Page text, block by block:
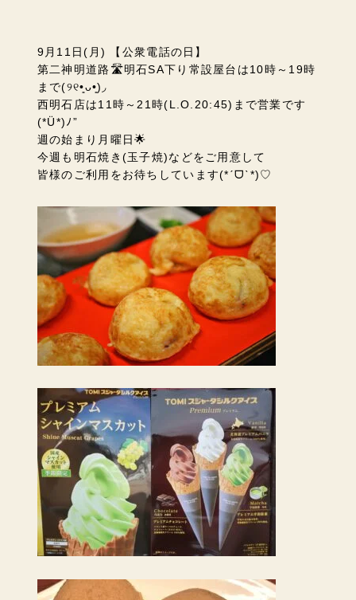
9月11日(月) 【公衆電話の日】
第二神明道路🛣️明石SA下り常設屋台は10時～19時
まで‎(୨୧•͈ᴗ•͈)◞
西明石店は11時～21時(L.O.20:45)まで営業です
(*Ü*)ﾉ”
週の始まり月曜日🌟
今週も明石焼き(玉子焼)などをご用意して
皆様のご利用をお待ちしています(*ˊᗜˋ*)♡